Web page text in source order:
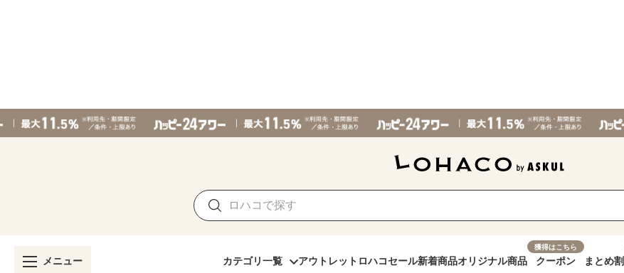
メニュー カテゴリ一覧 アウトレット ロハコセール新着商品オリジナル商品
獲得はこちら
クーポン まとめ割